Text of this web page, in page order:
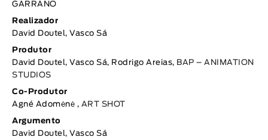
GARRANO
Realizador
David Doutel, Vasco Sá
Produtor
David Doutel, Vasco Sá, Rodrigo Areias, BAP – ANIMATION
STUDIOS
Co-Produtor
Agné Adomėnė , ART SHOT
Argumento
David Doutel, Vasco Sá